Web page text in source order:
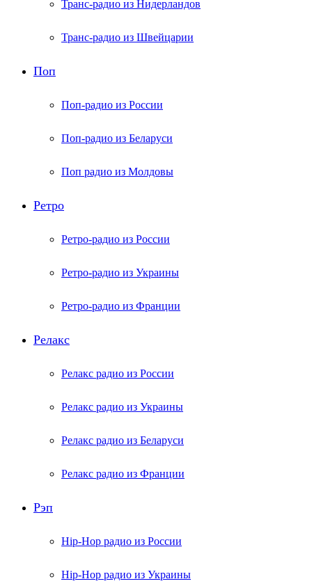
Транс-радио из Нидерландов
Транс-радио из Швейцарии
Поп
Поп-радио из России
Поп-радио из Беларуси
Поп радио из Молдовы
Ретро
Ретро-радио из России
Ретро-радио из Украины
Ретро-радио из Франции
Релакс
Релакс радио из России
Релакс радио из Украины
Релакс радио из Беларуси
Релакс радио из Франции
Рэп
Hip-Hop радио из России
Hip-Hop радио из Украины